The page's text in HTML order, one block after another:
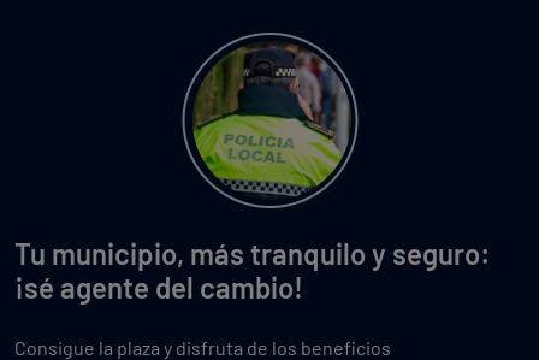
Tu municipio, más tranquilo y seguro:
¡sé agente del cambio!
Consigue la plaza y disfruta de los beneficios